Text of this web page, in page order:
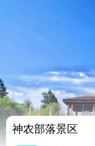
神农部落景区